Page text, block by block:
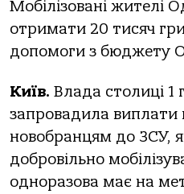
Мобілізовані жителі
отримати 20 тисяч
допомоги з бюджету
Київ. Влада столиці 1
запровадила виплати
новобранцям до ЗСУ,
добровільно
одноразова має на